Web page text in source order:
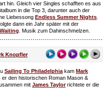
hin. Gleich vier Singles schafften es aus
in die Top 3, darunter auch der
Liebessong Endless Summer Nights
dann ein Jahr später mit der
. Musik zum Dahinschmelzen.
Knopfler
Sailing To Philadelphia kam Mark
er den historischen Roman Mason &
mit James Taylorrichtete er die